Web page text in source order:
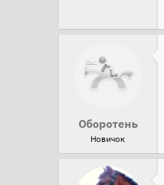
Оборотень
Новичок